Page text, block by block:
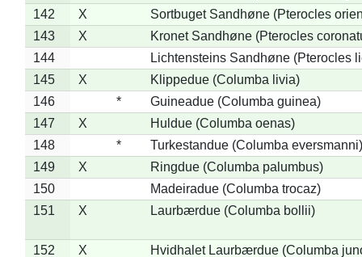
142
X
Sortbuget Sandhøne (Pterocles
143
X
Kronet Sandhøne (Pterocles
144
Lichtensteins Sandhøne (Pterocles
145
X
Klippedue (Columba livia)
146
*
Guineadue (Columba guinea)
147
X
Huldue (Columba oenas)
148
*
Turkestandue (Columba eversmanni)
149
X
Ringdue (Columba palumbus)
150
Madeiradue (Columba trocaz)
151
X Laurbærdue (Columba bollii)
152 X Hvidhalet Laurbærdue (Columba